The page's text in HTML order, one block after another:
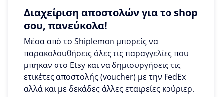
Διαχείριση αποστολών για το shop
σου, πανεύκολα!
Μέσα από το Shiplemon μπορείς να
παρακολουθήσεις όλες τις παραγγελίες που
μπηκαν στο Etsy και να δημιουργήσεις τις
ετικέτες αποστολής (voucher) με την FedEx
αλλά και με δεκάδες άλλες εταιρείες κούριερ.